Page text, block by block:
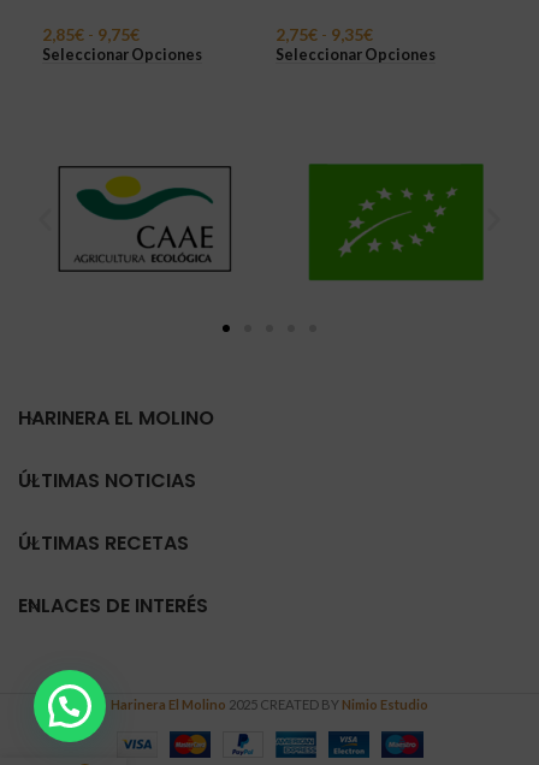
2,85€ - 9,75€
Seleccionar Opciones
2,75€ - 9,35€
Seleccionar Opciones
HARINERA EL MOLINO
ÚLTIMAS NOTICIAS
ÚLTIMAS RECETAS
ENLACES DE INTERÉS
Harinera El Molino 2025 CREATED BY Nimio Estudio